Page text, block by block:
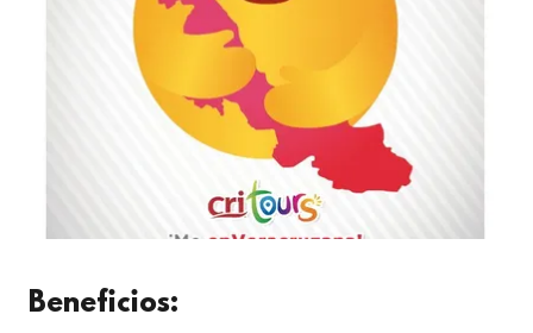
Beneficios: